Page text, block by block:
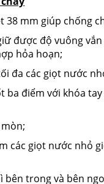
38 mm giúp chống
được độ vuông
hỏa hoạn;
đa các giọt nước
ba điểm với khóa
các giọt nước nhỏ
trong và bên